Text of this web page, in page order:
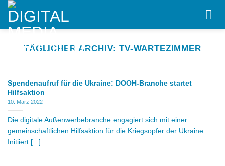
Skip
content
TÄGLICHER ARCHIV:TV-WARTEZIMMER
Spendenaufruf für die Ukraine: DOOH-Branche startet
Hilfsaktion
10. März 2022
Die digitale Außenwerbebranche engagiert sich mit einer
gemeinschaftlichen Hilfsaktion für die Kriegsopfer der Ukraine:
Initiiert [...]